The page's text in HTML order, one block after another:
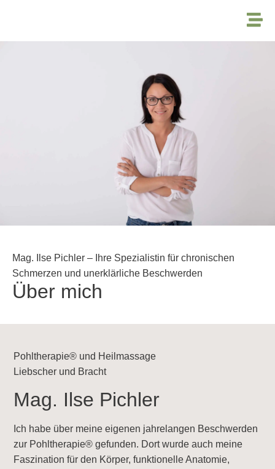
Mag. Ilse Pichler – Ihre Spezialistin für chronischen
Schmerzen und unerklärliche Beschwerden
Über mich
Pohltherapie® und Heilmassage
Liebscher und Bracht
Mag. Ilse Pichler
Ich habe über meine eigenen jahrelangen Beschwerden
zur Pohltherapie® gefunden. Dort wurde auch meine
Faszination für den Körper, funktionelle Anatomie,